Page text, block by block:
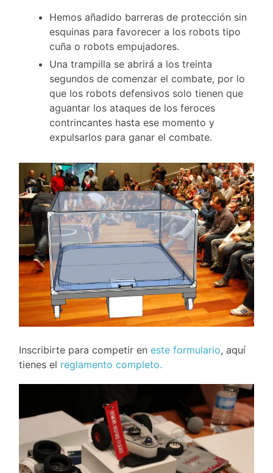
Hemos añadido barreras de protección sin
esquinas para favorecer a los robots tipo
cuña o robots empujadores.
Una trampilla se abrirá a los treinta
segundos de comenzar el combate, por lo
que los robots defensivos solo tienen que
aguantar los ataques de los feroces
contrincantes hasta ese momento y
expulsarlos para ganar el combate.
Inscribirte para competir eneste formulario, aquí
tienes el reglamento completo.